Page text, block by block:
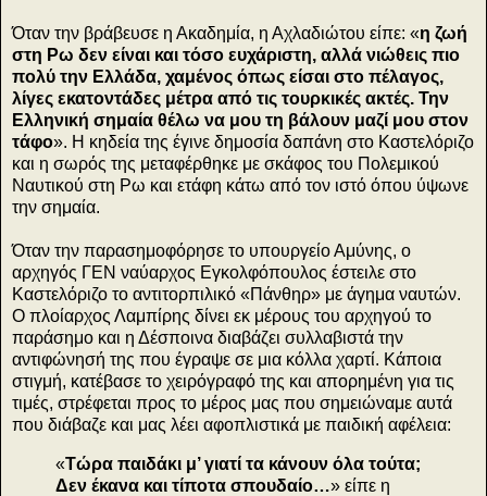
Όταν την βράβευσε η Ακαδημία, η Αχλαδιώτου είπε: «η ζωή
στη Ρω δεν είναι και τόσο ευχάριστη, αλλά νιώθεις πιο
πολύ την Ελλάδα, χαμένος όπως είσαι στο πέλαγος,
λίγες εκατοντάδες μέτρα από τις τουρκικές ακτές. Την
Ελληνική σημαία θέλω να μου τη βάλουν μαζί μου στον
τάφο». Η κηδεία της έγινε δημοσία δαπάνη στο Καστελόριζο
και η σωρός της μεταφέρθηκε με σκάφος του Πολεμικού
Ναυτικού στη Ρω και ετάφη κάτω από τον ιστό όπου ύψωνε
την σημαία.
Όταν την παρασημοφόρησε το υπουργείο Αμύνης, ο
αρχηγός ΓΕΝ ναύαρχος Εγκολφόπουλος έστειλε στο
Καστελόριζο το αντιτορπιλικό «Πάνθηρ» με άγημα ναυτών.
Ο πλοίαρχος Λαμπίρης δίνει εκ μέρους του αρχηγού το
παράσημο και η Δέσποινα διαβάζει συλλαβιστά την
αντιφώνησή της που έγραψε σε μια κόλλα χαρτί. Κάποια
στιγμή, κατέβασε το χειρόγραφό της και απορημένη για τις
τιμές, στρέφεται προς το μέρος μας που σημειώναμε αυτά
που διάβαζε και μας λέει αφοπλιστικά με παιδική αφέλεια:
«Τώρα παιδάκι μ’ γιατί τα κάνουν όλα τούτα;
Δεν έκανα και τίποτα σπουδαίο…» είπε η